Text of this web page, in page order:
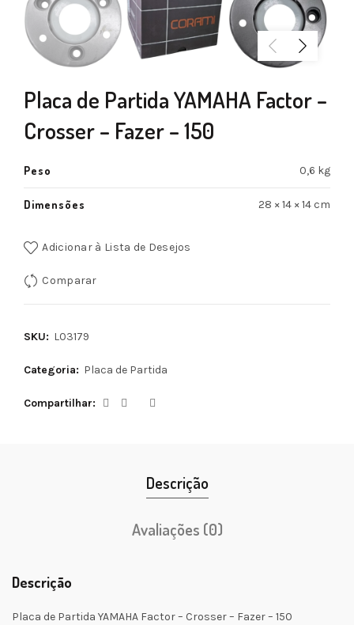
Placa de Partida YAMAHA Factor –
Crosser – Fazer – 150
Peso 0,6 kg
Dimensões 28 × 14 × 14 cm
Adicionar à Lista de Desejos
Comparar
SKU: L03179
Categoria: Placa de Partida
Compartilhar
Descrição
Avaliações (0)
Descrição
Placa de Partida YAMAHA Factor – Crosser – Fazer – 150